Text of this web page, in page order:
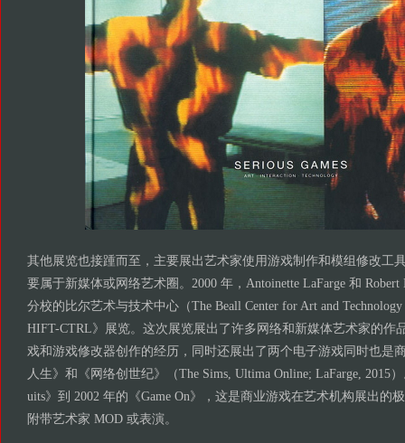
其他展览也接踵而至，主要展出艺术家使用游戏制作和模组修改工
要属于新媒体或网络艺术圈。2000 年，Antoinette LaFarge 和
分校的比尔艺术与技术中心（The Beall Center for Art and
HIFT-CTRL》展览。这次展览展出了许多网络和新媒体艺术家的作
戏和游戏修改器创作的经历，同时还展出了两个电子游戏同时也是
人生》和《网络创世纪》（The Sims, Ultima Online; LaFarge, 2015
uits》到 2002 年的《Game On》，这是商业游戏在艺术机构展出的
附带艺术家 MOD 或表演。